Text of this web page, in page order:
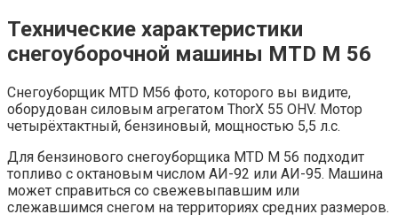
Технические характеристики
снегоуборочной машины MTD M 56
Снегоуборщик MTD M56 фото, которого вы видите,
оборудован силовым агрегатом ThorX 55 OHV. Мотор
четырёхтактный, бензиновый, мощностью 5,5 л.с.
Для бензинового снегоуборщика MTD M 56 подходит
топливо с октановым числом АИ-92 или АИ-95. Машина
может справиться со свежевыпавшим или
слежавшимся снегом на территориях средних размеров.